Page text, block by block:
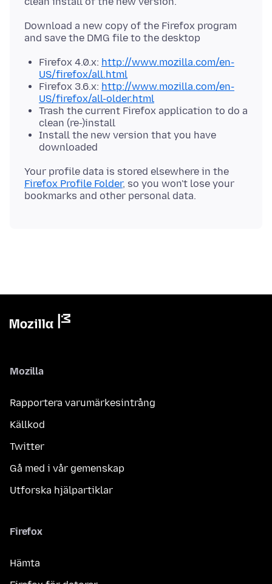
Download a new copy of the Firefox program
Firefox 4.0.x: http://www.mozilla.com/en-
US/firefox/all.html
Firefox 3.6.x: http://www.mozilla.com/en-
US/firefox/all-older.html
Trash the current Firefox application to do a
clean (re-)install
Install the new version that you have
downloaded
Your profile data is stored elsewhere in the
Firefox Profile Folder, so you won't lose your
Mozilla
Rapportera varumärkesintrång
Källkod
Twitter
Gå med i vår gemenskap
Utforska hjälpartiklar
Firefox
Hämta